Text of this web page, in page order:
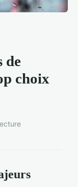
de
choix